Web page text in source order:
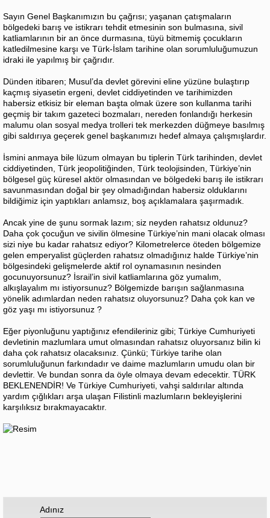
Sayın Genel Başkanımızın bu çağrısı; yaşanan çatışmaların
bölgedeki barış ve istikrarı tehdit etmesinin son bulmasına, sivil
katliamlarının bir an önce durmasına, tüyü bitmemiş çocukların
katledilmesine karşı ve Türk-İslam tarihine olan sorumluluğumuzun
idraki ile yapılmış bir çağrıdır.
Dünden itibaren; Musul’da devlet görevini eline yüzüne bulaştırıp
kaçmış siyasetin ergeni, devlet ciddiyetinden ve tarihimizden
habersiz etkisiz bir eleman başta olmak üzere son kullanma tarihi
geçmiş bir takım gazeteci bozmaları, nereden fonlandığı herkesin
malumu olan sosyal medya trolleri tek merkezden düğmeye basılmış
gibi saldırıya geçerek genel başkanımızı hedef almaya çalışmışlardır.
İsmini anmaya bile lüzum olmayan bu tiplerin Türk tarihinden, devlet
ciddiyetinden, Türk jeopolitiğinden, Türk teolojisinden, Türkiye’nin
bölgesel güç küresel aktör olmasından ve bölgedeki barış ile istikrarı
savunmasından doğal bir şey olmadığından habersiz olduklarını
bildiğimiz için yaptıkları anlamsız, boş açıklamalara şaşırmadık.
Ancak yine de şunu sormak lazım; siz neyden rahatsız oldunuz?
Daha çok çocuğun ve sivilin ölmesine Türkiye’nin mani olacak olması
sizi niye bu kadar rahatsız ediyor? Kilometrelerce öteden bölgemize
gelen emperyalist güçlerden rahatsız olmadığınız halde Türkiye’nin
bölgesindeki gelişmelerde aktif rol oynamasının nesinden
gocunuyorsunuz? İsrail’in sivil katliamlarına göz yumalım,
alkışlayalım mı istiyorsunuz? Bölgemizde barışın sağlanmasına
yönelik adımlardan neden rahatsız oluyorsunuz? Daha çok kan ve
göz yaşı mı istiyorsunuz ?
Eğer piyonluğunu yaptığınız efendileriniz gibi; Türkiye Cumhuriyeti
devletinin mazlumlara umut olmasından rahatsız oluyorsanız bilin ki
daha çok rahatsız olacaksınız. Çünkü; Türkiye tarihe olan
sorumluluğunun farkındadır ve daime mazlumların umudu olan bir
devlettir. Ve bundan sonra da öyle olmaya devam edecektir. TÜRK
BEKLENENDİR! Ve Türkiye Cumhuriyeti, vahşi saldırılar altında
yardım çığlıkları arşa ulaşan Filistinli mazlumların bekleyişlerini
karşılıksız bırakmayacaktır.
Adınız